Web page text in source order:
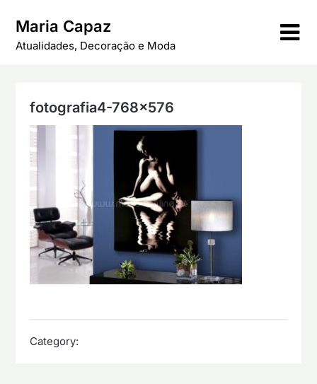
content
Maria Capaz
Atualidades, Decoração e Moda
fotografia4-768×576
Category: